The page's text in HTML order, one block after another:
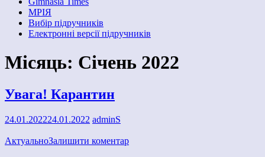
МРІЯ
Вибір підручників
Електронні версії підручників
Місяць: Січень 2022
Увага! Карантин
24.01.202224.01.2022 adminS
АктуальноЗалишити коментар